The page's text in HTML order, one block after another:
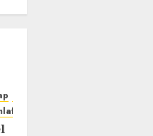
károsultak